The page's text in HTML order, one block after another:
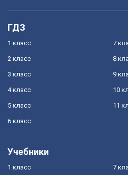
ГДЗ
1 класс
2 класс
3 класс
4 класс
5 класс
6 класс
7
8
9
10
11
Учебники
1 класс 7